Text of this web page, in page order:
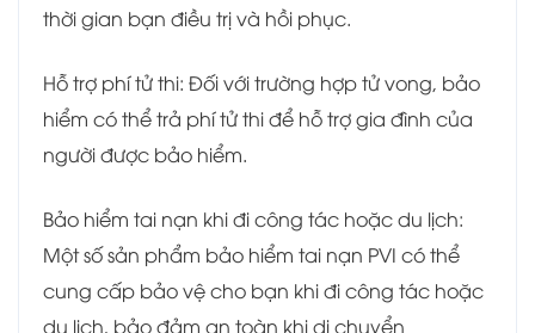
thời gian bạn điều trị và hồi phục.
Hỗ trợ phí tử thi: Đối với trường hợp tử vong, bảo
hiểm có thể trả phí tử thi để hỗ trợ gia đình của
người được bảo hiểm.
Bảo hiểm tai nạn khi đi công tác hoặc du lịch:
Một số sản phẩm bảo hiểm tai nạn PVI có thể
cung cấp bảo vệ cho bạn khi đi công tác hoặc
du lịch, bảo đảm an toàn khi di chuyển